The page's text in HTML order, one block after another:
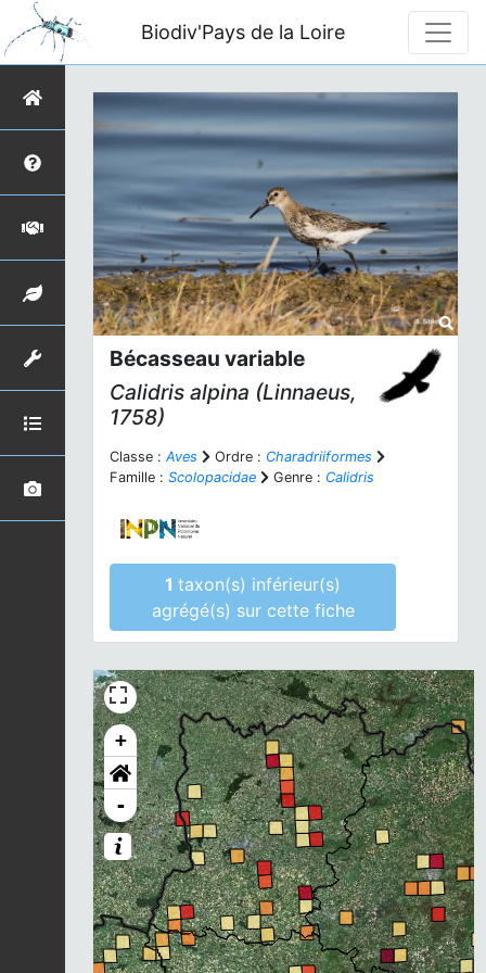
Biodiv'Pays de la Loire
Bécasseau variable
Calidris alpina (Linnaeus,
1758)
Classe : Aves Ordre : Charadriiformes
Famille : Scolopacidae Genre : Calidris
1taxon(s) inférieur(s)
agrégé(s) sur cette fiche
+
-